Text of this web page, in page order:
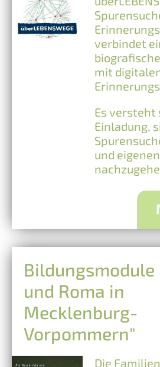
verbindet
mit
Es versteht
Einladung,
und
Bildungsmodule
und Roma in
Mecklenburg-
Vorpommern"
Die